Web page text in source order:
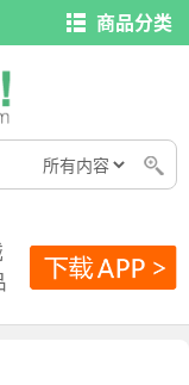
商品分类